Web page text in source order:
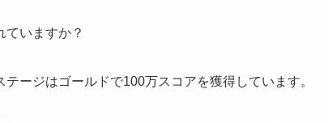
ていますか？
ージはゴールドで100万スコアを獲得しています。